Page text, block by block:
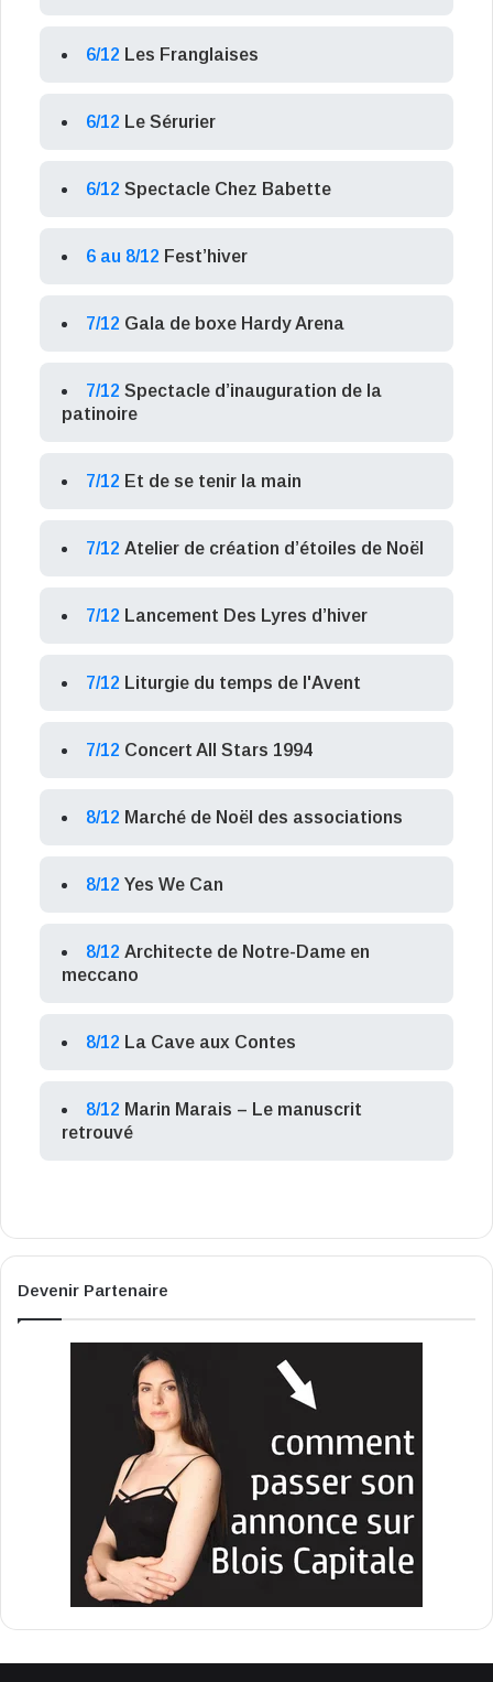
6/12 Les Franglaises
6/12 Le Sérurier
6/12 Spectacle Chez Babette
6 au 8/12 Fest’hiver
7/12 Gala de boxe Hardy Arena
7/12 Spectacle d’inauguration de la
patinoire
7/12 Et de se tenir la main
7/12 Atelier de création d’étoiles de Noël
7/12 Lancement Des Lyres d’hiver
7/12 Liturgie du temps de l'Avent
7/12 Concert All Stars 1994
8/12 Marché de Noël des associations
8/12 Yes We Can
8/12 Architecte de Notre-Dame en
meccano
8/12 La Cave aux Contes
8/12 Marin Marais – Le manuscrit
retrouvé
Devenir Partenaire